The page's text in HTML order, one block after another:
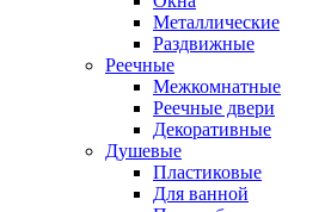
Металлические
Раздвижные
Реечные
Межкомнатные
Реечные двери
Декоративные
Душевые
Пластиковые
Для ванной